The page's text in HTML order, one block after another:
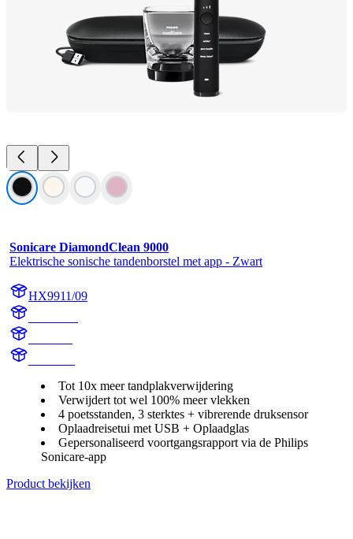
Sonicare DiamondClean 9000
Elektrische sonische tandenborstel met app - Zwart
HX9911/09
Tot 10x meer tandplakverwijdering
Verwijdert tot wel 100% meer vlekken
4 poetsstanden, 3 sterktes + vibrerende druksensor
Oplaadreisetui met USB + Oplaadglas
Gepersonaliseerd voortgangsrapport via de Philips
Sonicare-app
Product bekijken